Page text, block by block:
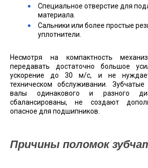
Специальное отверстие для
материала.
Сальники или более простые
уплотнители.
Несмотря на компактность
передавать достаточно большое
ускорение до 30 м/с, и не
техническом обслуживании.
валы одинакового и разного
сбалансированы, не создают
опасное для подшипников.
Причины поломок